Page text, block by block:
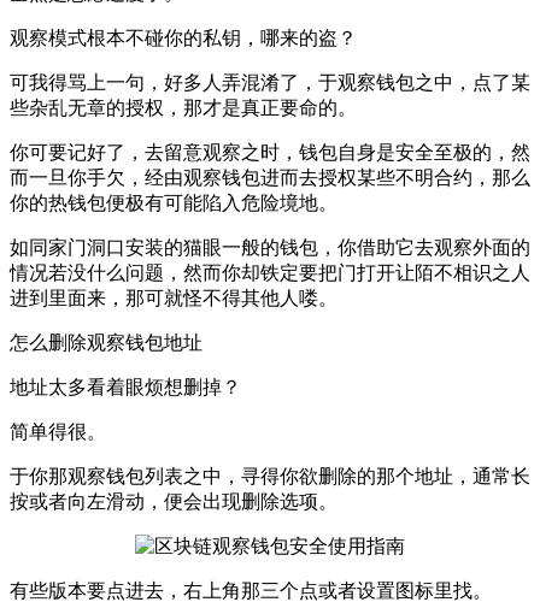
观察模式根本不碰你的私钥，哪来的盗？
可我得骂上一句，好多人弄混淆了，于观察钱包之中，点了某
些杂乱无章的授权，那才是真正要命的。
你可要记好了，去留意观察之时，钱包自身是安全至极的，然
而一旦你手欠，经由观察钱包进而去授权某些不明合约，那么
你的热钱包便极有可能陷入危险境地。
如同家门洞口安装的猫眼一般的钱包，你借助它去观察外面的
情况若没什么问题，然而你却铁定要把门打开让陌不相识之人
进到里面来，那可就怪不得其他人喽。
怎么删除观察钱包地址
地址太多看着眼烦想删掉？
简单得很。
于你那观察钱包列表之中，寻得你欲删除的那个地址，通常长
按或者向左滑动，便会出现删除选项。
有些版本要点进去，右上角那三个点或者设置图标里找。